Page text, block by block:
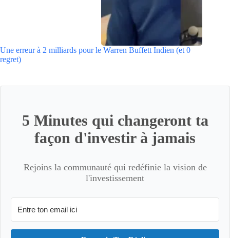
Une erreur à 2 milliards pour le Warren Buffett Indien (et 0
regret)
5 Minutes qui changeront ta
façon d'investir à jamais
Rejoins la communauté qui redéfinie la vision de
l'investissement